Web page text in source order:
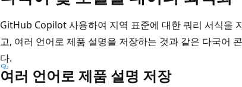
GitHub Copilot 사용하여 지역 표준에 대한 쿼리 서식을
고, 여러 언어로 제품 설명을 저장하는 것과 같은 다국어
다.
여러 언어로 제품 설명 저장